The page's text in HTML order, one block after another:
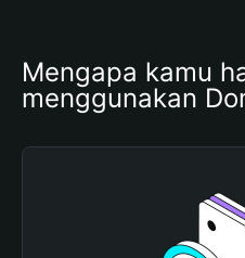
Mengapa kamu
menggunakan